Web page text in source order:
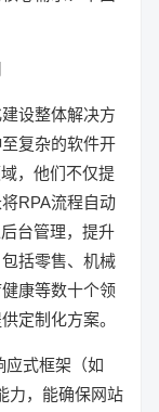
设整体解决方
复杂的软件开
，他们不仅提
RPA流程自动
台管理，提升
括零售、机械
康等数十个领
定制化方案。
式框架（如
力，能确保网站